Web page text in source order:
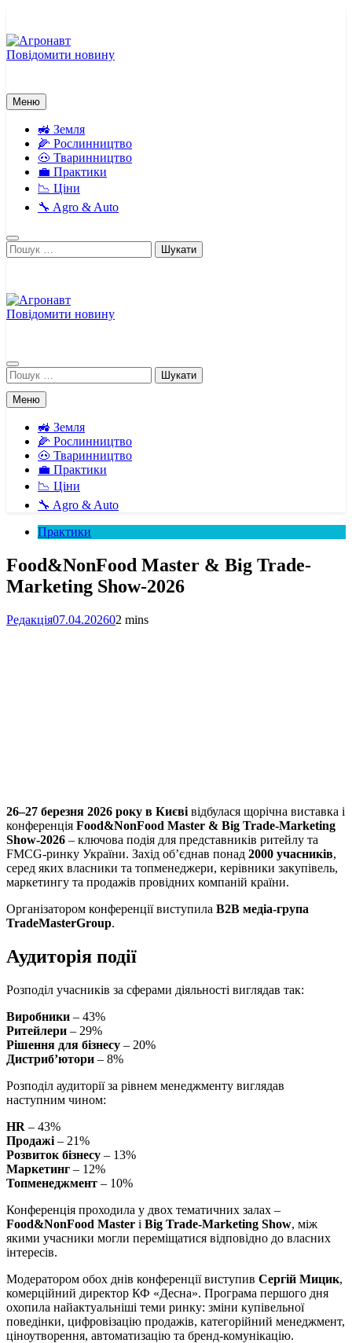
вмісту
Повідомити новину
Меню
🚜 Земля
🌽 Рослинництво
🐽 Тваринництво
💼 Практики
📉 Ціни
🔧 Agro & Auto
Пошук:
Повідомити новину
Пошук:
Меню
🚜 Земля
🌽 Рослинництво
🐽 Тваринництво
💼 Практики
📉 Ціни
🔧 Agro & Auto
Практики
Food&NonFood Master & Big Trade-
Marketing Show-2026
Редакція07.04.202602 mins
Link
Print
26–27 березня 2026 року в Києві відбулася щорічна виставка і
конференція Food&NonFood Master & Big Trade-Marketing
Show-2026 – ключова подія для представників ритейлу та
FMCG-ринку України. Захід об’єднав понад 2000 учасників,
серед яких власники та топменеджери, керівники закупівель,
маркетингу та продажів провідних компаній країни.
Організатором конференції виступила B2B медіа-група
TradeMasterGroup.
Аудиторія події
Розподіл учасників за сферами діяльності виглядав так:
Виробники – 43%
Ритейлери – 29%
Рішення для бізнесу – 20%
Дистриб’ютори – 8%
Розподіл аудиторії за рівнем менеджменту виглядав
наступним чином:
HR – 43%
Продажі – 21%
Розвиток бізнесу – 13%
Маркетинг – 12%
Топменеджмент – 10%
Конференція проходила у двох тематичних залах –
Food&NonFood Master і Big Trade-Marketing Show, між
якими учасники могли переміщатися відповідно до власних
інтересів.
Модератором обох днів конференції виступив Сергій Мицик,
комерційний директор КФ «Десна». Програма першого дня
охопила найактуальніші теми ринку: зміни купівельної
поведінки, цифровізацію продажів, категорійний менеджмент,
ціноутворення, автоматизацію та бренд-комунікацію.